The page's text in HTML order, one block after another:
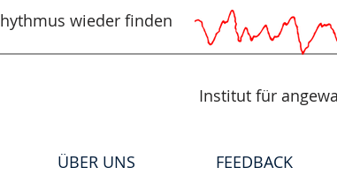
wieder finden
Institut für
ÜBER UNS FEEDBACK